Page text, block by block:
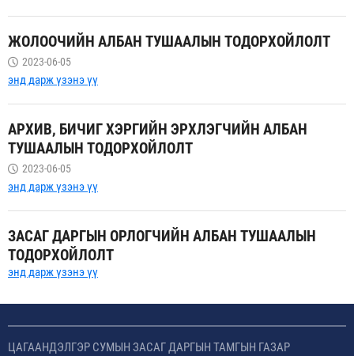
ЖОЛООЧИЙН АЛБАН ТУШААЛЫН ТОДОРХОЙЛОЛТ
2023-06-05
энд дарж үзэнэ үү
АРХИВ, БИЧИГ ХЭРГИЙН ЭРХЛЭГЧИЙН АЛБАН
ТУШААЛЫН ТОДОРХОЙЛОЛТ
2023-06-05
энд дарж үзэнэ үү
ЗАСАГ ДАРГЫН ОРЛОГЧИЙН АЛБАН ТУШААЛЫН
ТОДОРХОЙЛОЛТ
энд дарж үзэнэ үү
ЦАГААНДЭЛГЭР СУМЫН ЗАСАГ ДАРГЫН ТАМГЫН ГАЗАР